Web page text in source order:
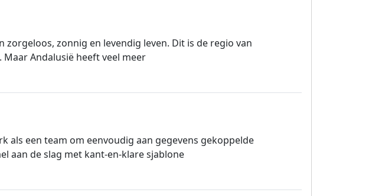
zorgeloos, zonnig en levendig leven. Dit is de regio van
Andalusië heeft veel meer
als een team om eenvoudig aan gegevens gekoppelde
aan de slag met kant-en-klare sjablone